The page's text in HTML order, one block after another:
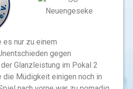
es nur zu einem
gegen
Glanzleistung im Pokal 2
die Müdigkeit einigen noch in